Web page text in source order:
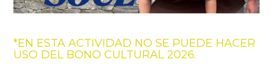
*EN ESTA ACTIVIDAD NO SE PUEDE HACER
USO DEL BONO CULTURAL 2026.